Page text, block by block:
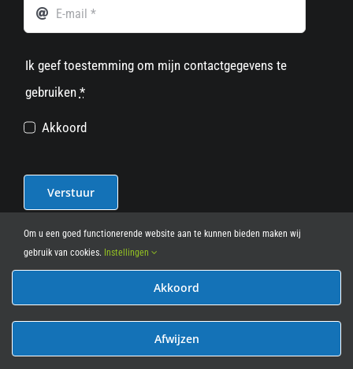
Ik geef toestemming om mijn contactgegevens te
gebruiken *
Akkoord
Verstuur
© 2012 - 2026• Leasy Bike • All Rights Reserved • powered
Om u een goed functionerende website aan te kunnen bieden maken wij
gebruik van cookies. Instellingen
Akkoord
Afwijzen